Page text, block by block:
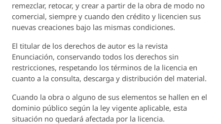
remezclar, retocar, y crear a partir de la obra de modo no
comercial, siempre y cuando den crédito y licencien sus
nuevas creaciones bajo las mismas condiciones.
El titular de los derechos de autor es la revista
Enunciación, conservando todos los derechos sin
restricciones, respetando los términos de la licencia en
cuanto a la consulta, descarga y distribución del material.
Cuando la obra o alguno de sus elementos se hallen en el
dominio público según la ley vigente aplicable, esta
situación no quedará afectada por la licencia.